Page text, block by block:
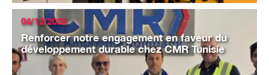
04/12/2025
Renforcer notre engagement en faveur du
développement durable chez CMR Tunisie